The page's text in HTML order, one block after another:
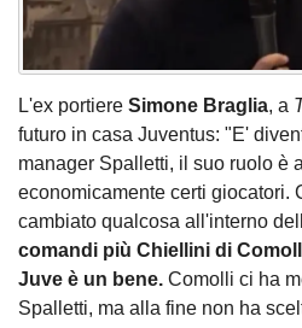
L'ex portiere Simone Braglia, a
futuro in casa Juventus: "E'
manager Spalletti, il suo ruolo è
economicamente certi giocatori.
cambiato qualcosa all'interno
comandi più Chiellini di
Juve è un bene. Comolli ci ha
Spalletti, ma alla fine non ha